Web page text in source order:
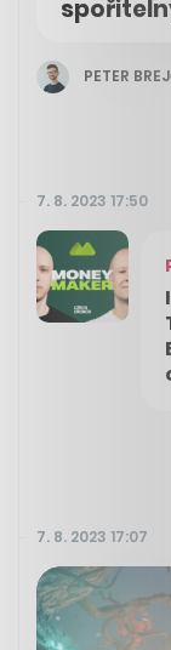
PETER
7. 8. 2023 17:50
7. 8. 2023 17:07